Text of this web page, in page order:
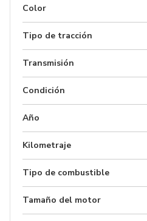
Color
Tipo de tracción
Transmisión
Condición
Año
Kilometraje
Tipo de combustible
Tamaño del motor